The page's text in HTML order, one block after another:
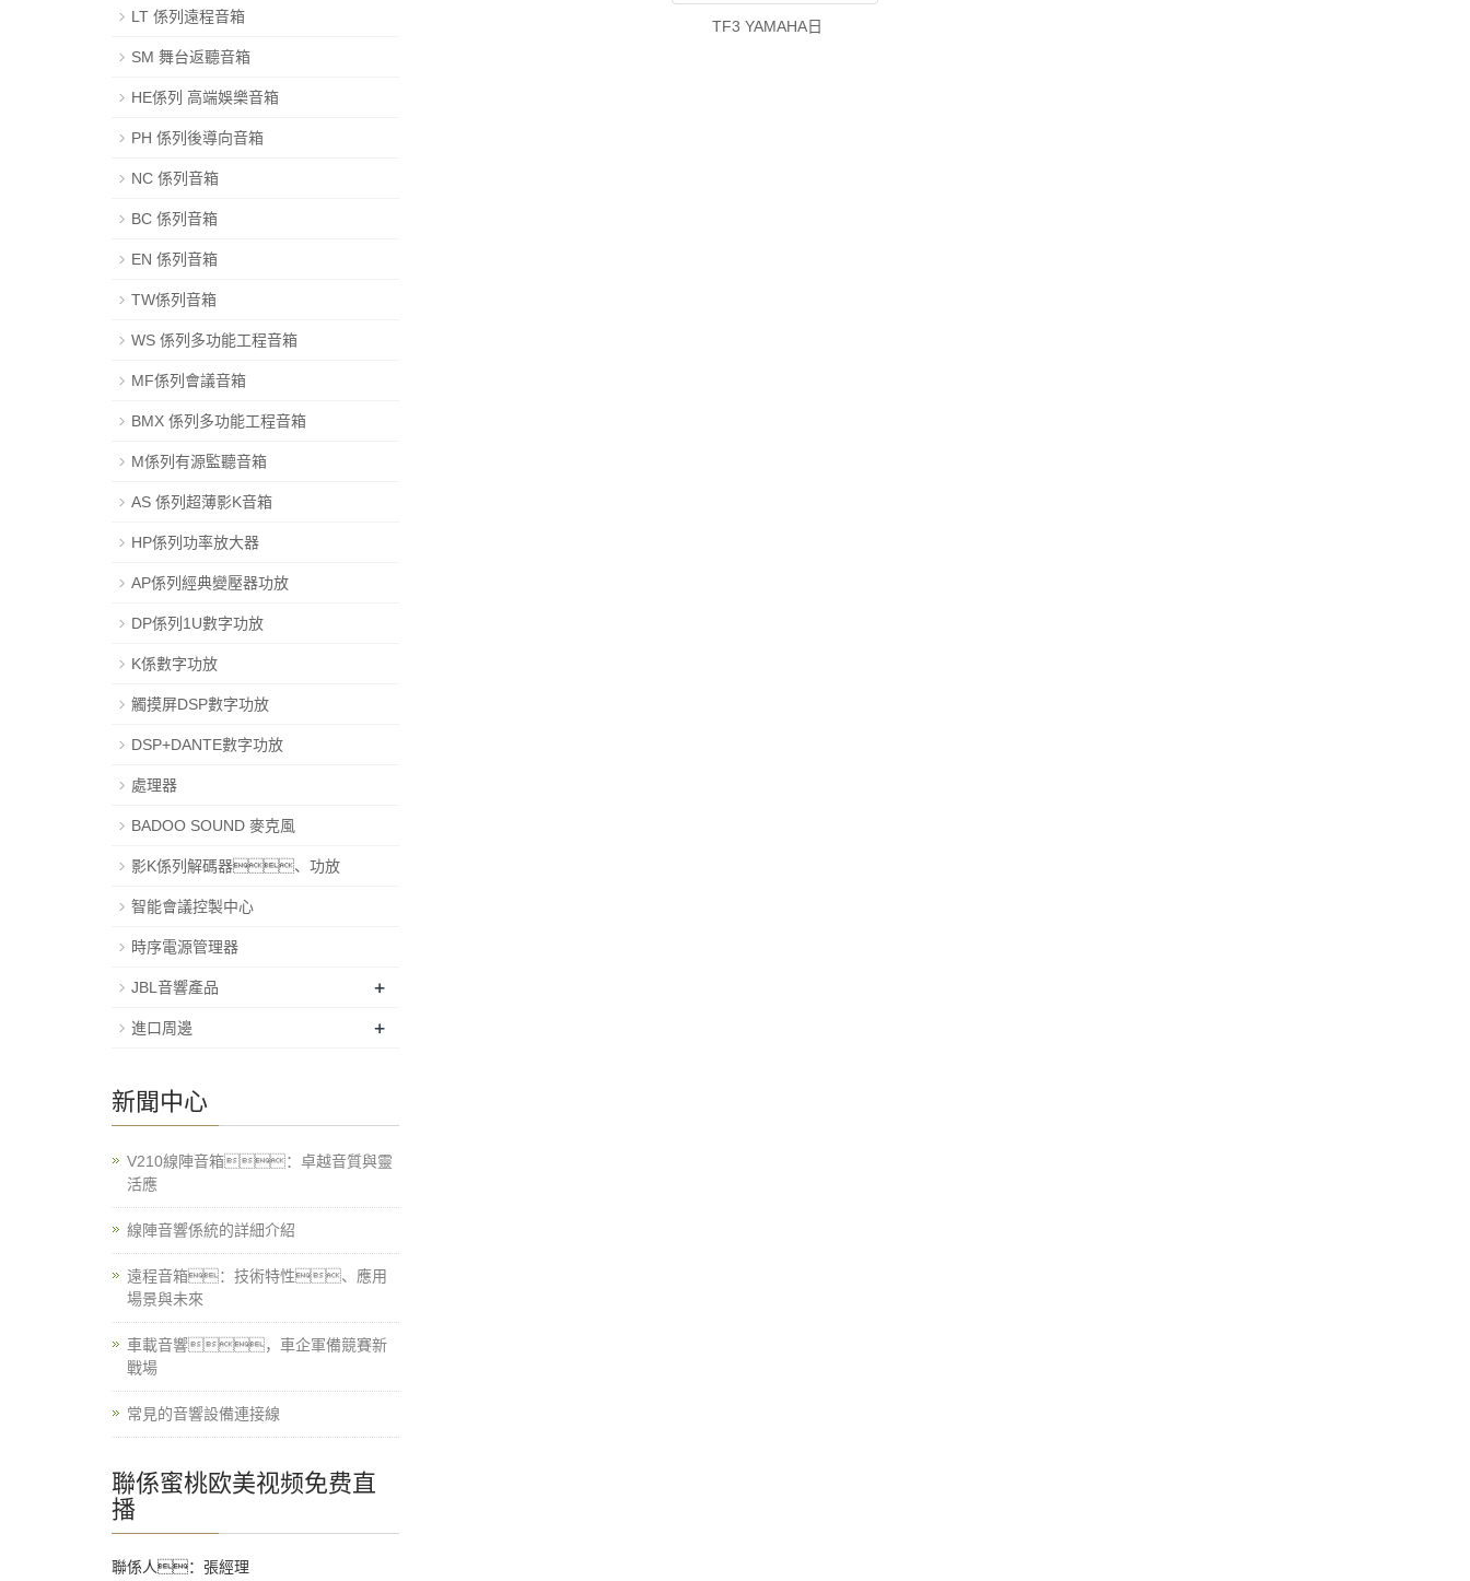
TF3 YAMAHA日
LT 係列遠程音箱
SM 舞台返聽音箱
HE係列 高端娛樂音箱
PH 係列後導向音箱
NC 係列音箱
BC 係列音箱
EN 係列音箱
TW係列音箱
WS 係列多功能工程音箱
MF係列會議音箱
BMX 係列多功能工程音箱
M係列有源監聽音箱
AS 係列超薄影K音箱
HP係列功率放大器
AP係列經典變壓器功放
DP係列1U數字功放
K係數字功放
觸摸屏DSP數字功放
DSP+DANTE數字功放
處理器
BADOO SOUND 麥克風
影K係列解碼器、功放
智能會議控製中心
時序電源管理器
JBL音響產品 +
進口周邊 +
新聞中心
V210線陣音箱：卓越音質與靈
活應
線陣音響係統的詳細介紹
遠程音箱：技術特性、應用
場景與未來
車載音響，車企軍備競賽新
戰場
常見的音響設備連接線
聯係蜜桃欧美视频免费直
播
聯係人：張經理